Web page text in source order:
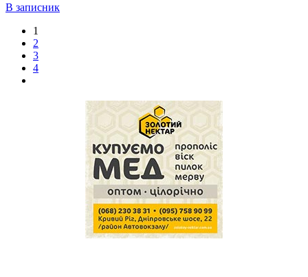
В записник
1
2
3
4